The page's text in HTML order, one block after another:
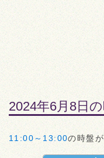
2024年6月8日
11:00～13:00の時盤